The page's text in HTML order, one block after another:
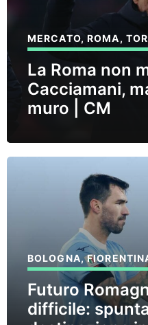
MERCATO,ROMA,
La Roma non
Cacciamani,
muro | CM
BOLOGNA,
Futuro
difficile: